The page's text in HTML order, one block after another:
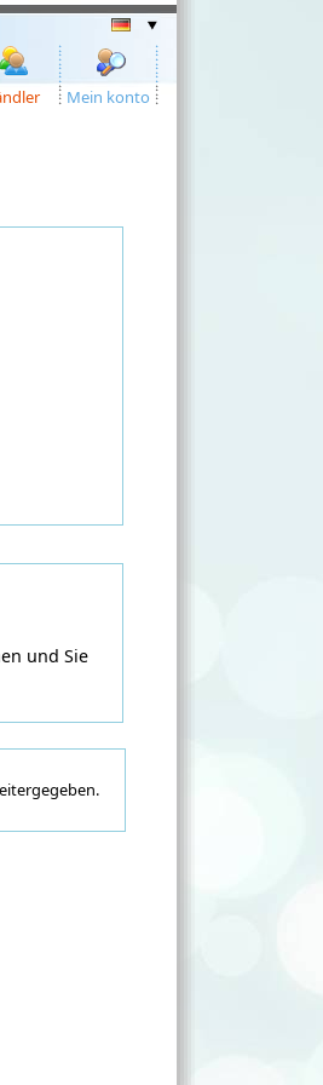
Mein konto
und Sie